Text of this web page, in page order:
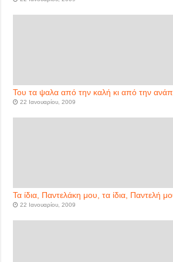
Του τα ψαλα από την καλή κι από την
22 Ιανουαρίου, 2009
Τα ίδια, Παντελάκη μου, τα ίδια, Παντελή
22 Ιανουαρίου, 2009